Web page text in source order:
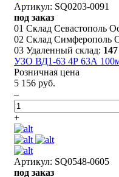
Артикул: SQ0203-0091
под заказ
01 Склад Севастополь
02 Склад Симферополь
03 Удаленный склад:
УЗО ВД1-63 4Р 63А
Розничная цена
5 156 руб.
–
+
Артикул: SQ0548-0605
под заказ